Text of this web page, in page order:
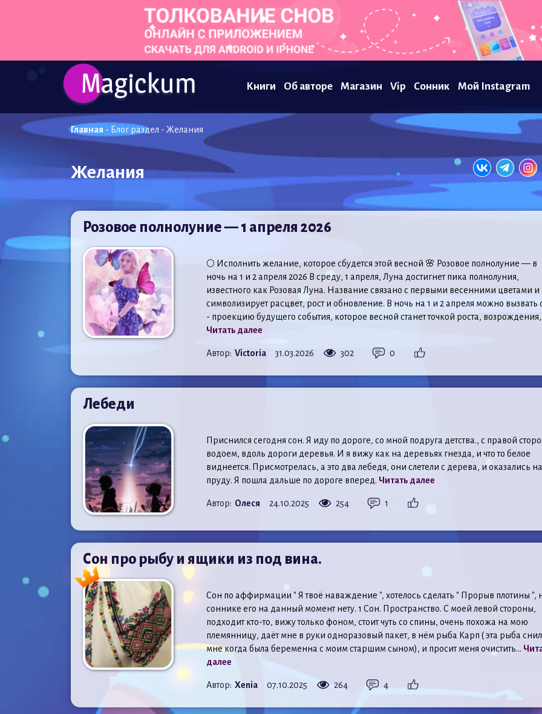
Книги Об авторе Магазин Vip Сонник Мой Instagram
Главная - Блог раздел - Желания
Желания
Розовое полнолуние — 1 апреля 2026
🌕 Исполнить желание, которое сбудется этой весной 🌸 Розовое полнолуние — в
ночь на 1 и 2 апреля 2026 В среду, 1 апреля, Луна достигнет пика полнолуния,
известного как Розовая Луна. Название связано с первыми весенними цветами и
символизирует расцвет, рост и обновление. В ночь на 1 и 2 апреля можно вызвать
- проекцию будущего события, которое весной станет точкой роста,
Читать далее
Автор: Victoria 31.03.2026 302 0
Лебеди
Приснился сегодня сон. Я иду по дороге, со мной подруга детства., с правой
водоем, вдоль дороги деревья. И я вижу как на деревьях гнезда, и что то белое
виднеется. Присмотрелась, а это два лебедя, они слетели с дерева, и оказались на
пруду. Я пошла дальше по дороге вперед. Читать далее
Автор: Олеся 24.10.2025 254 1
Сон про рыбу и ящики из под вина.
Сон по аффирмации " Я твоё наваждение ", хотелось сделать " Прорыв плотины ",
соннике его на данный момент нету. 1 Сон. Пространство. С моей левой стороны,
подходит кто-то, вижу только фоном, стоит чуть со спины, очень похожа на мою
племянницу, даёт мне в руки одноразовый пакет, в нём рыба Карп ( эта рыба
мне когда была беременна с моим старшим сыном), и просит меня очистить...
далее
Автор: Xenia 07.10.2025 264 4